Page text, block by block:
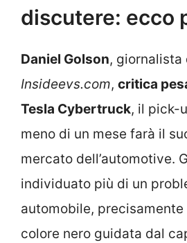
discutere: ecco
Daniel Golson, giornalista
Insideevs.com, critica
Tesla Cybertruck, il pick-
meno di un mese farà il
mercato dell’automotive.
individuato più di un
automobile, precisamente
colore nero guidata dal